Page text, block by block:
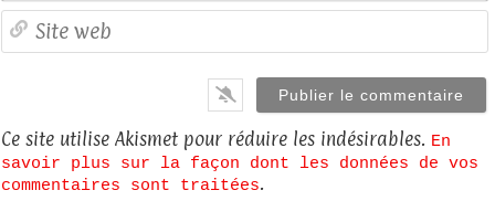
Ce site utilise Akismet pour réduire les indésirables. En
savoir plus sur la façon dont les données de vos
commentaires sont traitées.